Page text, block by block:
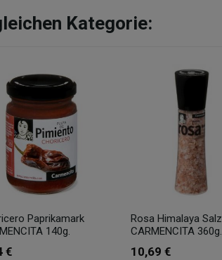
Kategorie:
Paprikamark
140g.
€
Rosa Himalaya Salz
CARMENCITA 360g.
10,69 €